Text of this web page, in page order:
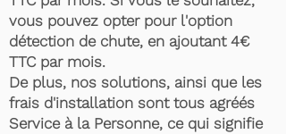
vous pouvez opter pour l'option
détection de chute, en ajoutant 4€
TTC par mois.
De plus, nos solutions, ainsi que les
frais d'installation sont tous agréés
Service à la Personne, ce qui signifie